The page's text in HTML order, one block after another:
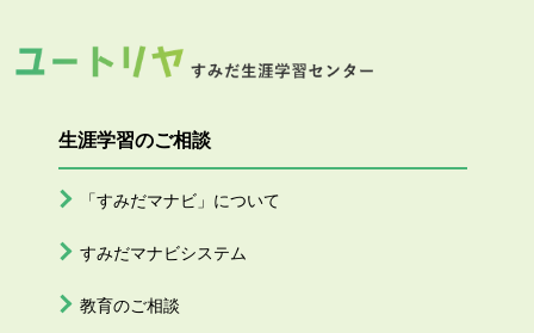
生涯学習のご相談
「すみだマナビ」について
すみだマナビシステム
教育のご相談